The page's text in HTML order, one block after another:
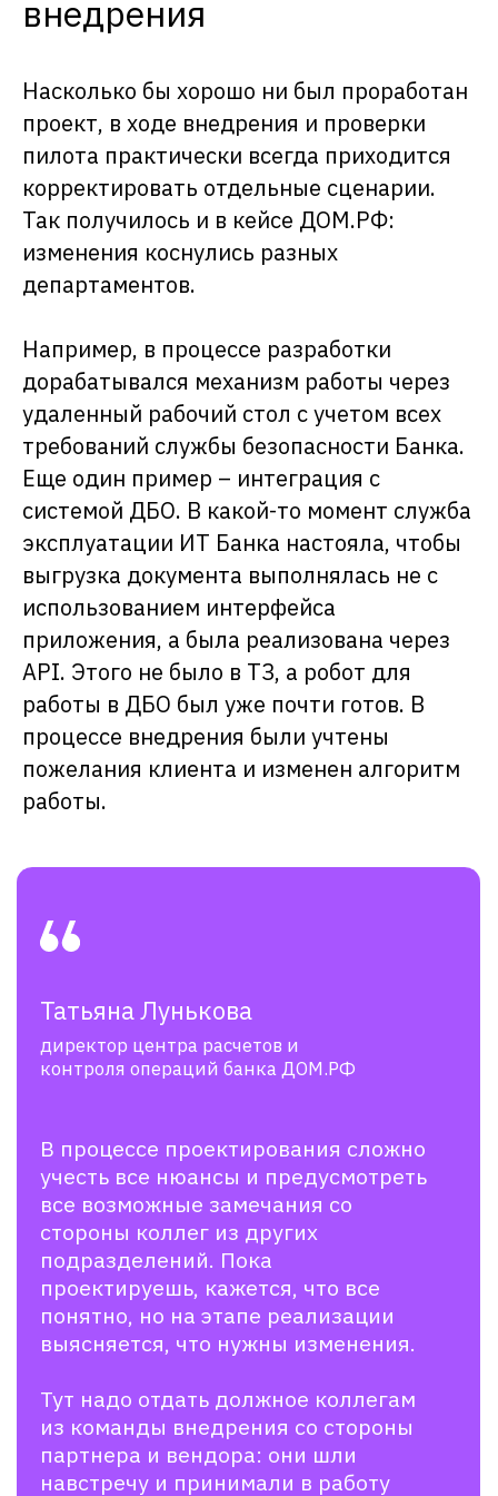
внедрения
Насколько бы хорошо ни был проработан
проект, в ходе внедрения и проверки
пилота практически всегда приходится
корректировать отдельные сценарии.
Так получилось и в кейсе ДОМ.РФ:
изменения коснулись разных
департаментов.
Например, в процессе разработки
дорабатывался механизм работы через
удаленный рабочий стол с учетом всех
требований службы безопасности Банка.
Еще один пример – интеграция с
системой ДБО. В какой-то момент служба
эксплуатации ИТ Банка настояла, чтобы
выгрузка документа выполнялась не с
использованием интерфейса
приложения, а была реализована через
API. Этого не было в ТЗ, а робот для
работы в ДБО был уже почти готов. В
процессе внедрения были учтены
пожелания клиента и изменен алгоритм
работы.
робот может решать самостоятельно
без участия специалиста
Период адаптации, безусловно, есть,
снизился, количество ошибок
снизилось, а работа ускорилась.
Вместо выполнения монотонных
операций сотрудники теперь
получают уже готовый результат.
Татьяна Лунькова
директор центра расчетов и
контроля операций банка ДОМ.РФ
Сейчас около 10 роботов — в
стадии разработки, а 2 уже
внедрены в процессы компании.